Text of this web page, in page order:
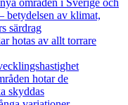
betydelsen av klimat,
särdrag
hotas av allt torrare
hotar de
skyddas